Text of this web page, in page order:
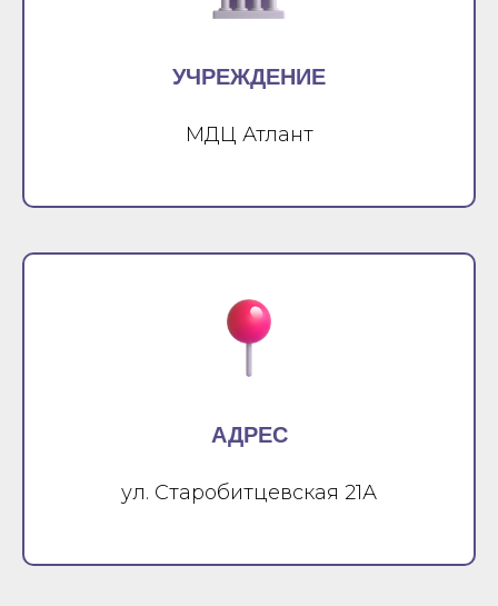
УЧРЕЖДЕНИЕ
МДЦ Атлант
АДРЕС
ул. Старобитцевская 21А